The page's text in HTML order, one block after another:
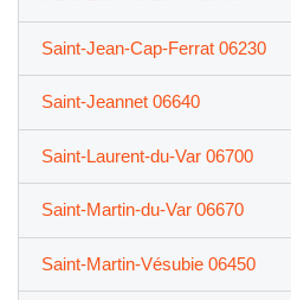
Saint-Jean-Cap-Ferrat 06230
Saint-Jeannet 06640
Saint-Laurent-du-Var 06700
Saint-Martin-du-Var 06670
Saint-Martin-Vésubie 06450